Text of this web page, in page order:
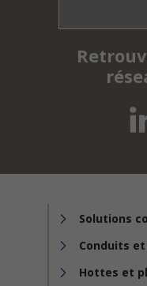
Solutions
Conduits
Hottes et